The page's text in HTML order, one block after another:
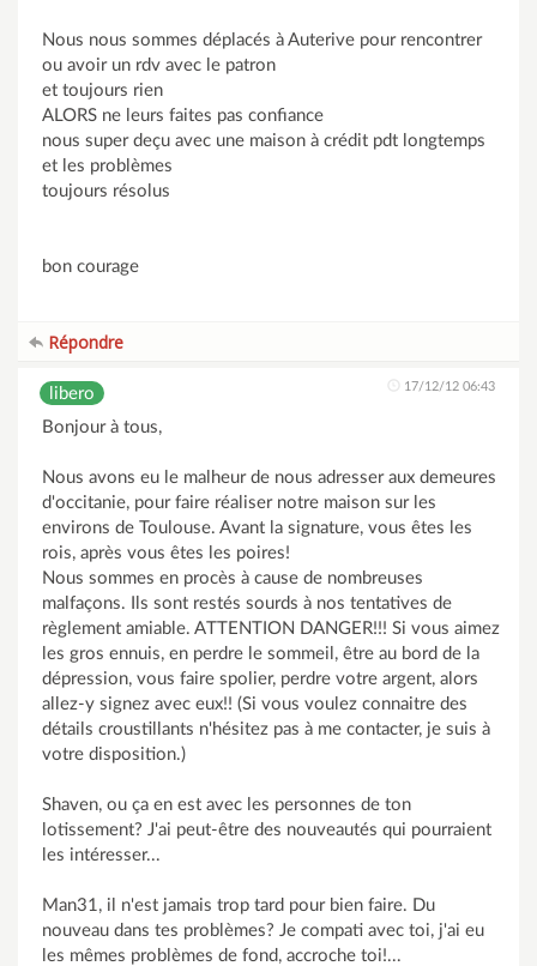
Nous nous sommes déplacés à Auterive pour rencontrer
ou avoir un rdv avec le patron
et toujours rien
ALORS ne leurs faites pas confiance
nous super deçu avec une maison à crédit pdt longtemps
et les problèmes
toujours résolus
bon courage
Répondre
libero 17/12/12 06:43
Bonjour à tous,
Nous avons eu le malheur de nous adresser aux demeures
d'occitanie, pour faire réaliser notre maison sur les
environs de Toulouse. Avant la signature, vous êtes les
rois, après vous êtes les poires!
Nous sommes en procès à cause de nombreuses
malfaçons. Ils sont restés sourds à nos tentatives de
règlement amiable. ATTENTION DANGER!!! Si vous aimez
les gros ennuis, en perdre le sommeil, être au bord de la
dépression, vous faire spolier, perdre votre argent, alors
allez-y signez avec eux!! (Si vous voulez connaitre des
détails croustillants n'hésitez pas à me contacter, je suis à
votre disposition.)
Shaven, ou ça en est avec les personnes de ton
lotissement? J'ai peut-être des nouveautés qui pourraient
les intéresser...
Man31, il n'est jamais trop tard pour bien faire. Du
nouveau dans tes problèmes? Je compati avec toi, j'ai eu
les mêmes problèmes de fond, accroche toi!...